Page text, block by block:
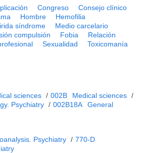
Congreso
Consejo clínico
Hombre
Hemofilia
síndrome
Medio carcelario
compulsión Fobia
Relación
Sexualidad
Toxicomanía
sciences / 002B Medical sciences /
Psychiatry / 002B18A
General
Psychiatry / 770-D